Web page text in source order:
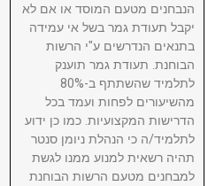
הנבחנים מטעם המוסד או אם לא
יקבל תעודת גמר בשל אי עמידה
בתנאים הנדרשים ע"י הרשות
הבוחנת. תעודת גמר תוענק
לתלמיד שהשתתף ב-80%
מהשיעורים לפחות ועמד בכל
הדרישות המקצועיות. כמו כן ידוע
לתלמיד/ה כי הנהלת ניומן סנטר
תהיה רשאית למנוע ממנו לגשת
למבחנים מטעם הרשות הבוחנת